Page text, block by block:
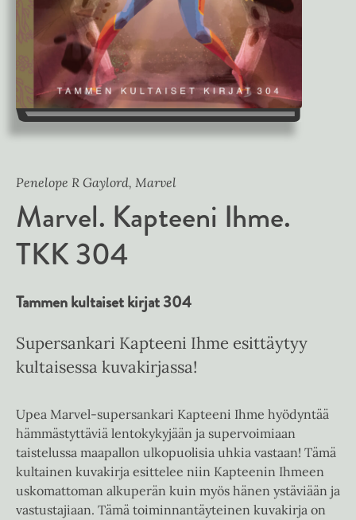
Penelope R Gaylord, Marvel
Marvel. Kapteeni Ihme.
TKK 304
Tammen kultaiset kirjat 304
Supersankari Kapteeni Ihme esittäytyy
kultaisessa kuvakirjassa!
Upea Marvel-supersankari Kapteeni Ihme hyödyntää
hämmästyttäviä lentokykyjään ja supervoimiaan
taistelussa maapallon ulkopuolisia ​​uhkia vastaan! Tämä
kultainen kuvakirja esittelee niin Kapteenin Ihmeen
uskomattoman alkuperän kuin myös hänen ystäviään ja
vastustajiaan. Tämä toiminnantäyteinen kuvakirja on